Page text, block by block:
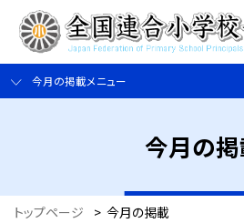
今月の掲載メニュー
今月の
トップページ > 今月の掲載